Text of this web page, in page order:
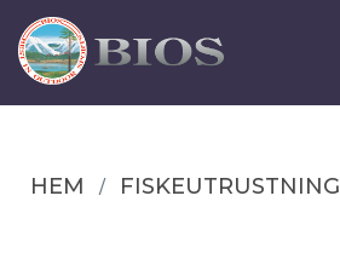
HEM FISKEUTRUSTNING